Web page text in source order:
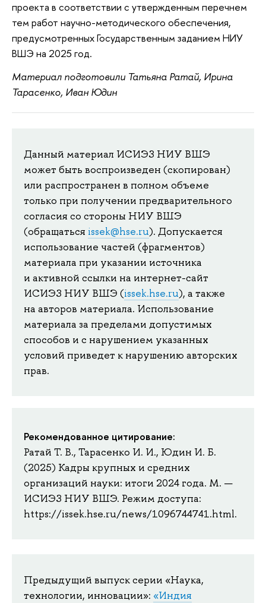
проекта в соответствии с утвержденным перечнем
тем работ научно-методического обеспечения,
предусмотренных Государственным заданием НИУ
ВШЭ на 2025 год.
Материал подготовили Татьяна Ратай, Ирина
Тарасенко, Иван Юдин
Данный материал ИСИЭЗ НИУ ВШЭ
может быть воспроизведен (скопирован)
или распространен в полном объеме
только при получении предварительного
согласия со стороны НИУ ВШЭ
(обращаться issek@hse.ru). Допускается
использование частей (фрагментов)
материала при указании источника
и активной ссылки на интернет-сайт
ИСИЭЗ НИУ ВШЭ (issek.hse.ru), а также
на авторов материала. Использование
материала за пределами допустимых
способов и с нарушением указанных
условий приведет к нарушению авторских
прав.
Рекомендованное цитирование:
Ратай Т. В., Тарасенко И. И., Юдин И. Б.
(2025) Кадры крупных и средних
организаций науки: итоги 2024 года. М. —
ИСИЭЗ НИУ ВШЭ. Режим доступа:
https://issek.hse.ru/news/1096744741.html.
Предыдущий выпуск серии «Наука,
технологии, инновации»: «Индия